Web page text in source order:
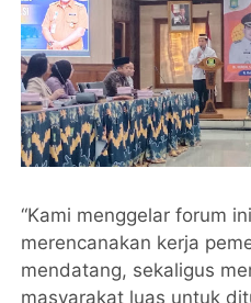
“Kami menggelar forum
merencanakan kerja
mendatang, sekaligus
masyarakat luas untuk